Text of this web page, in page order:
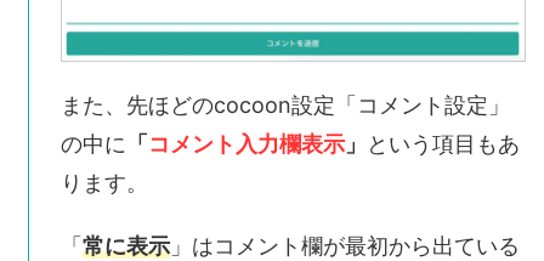
また、先ほどのcocoon設定「コメント設定」
の中に 「 コメント入力欄表示 」
という項目もあ
ります。
「 常に表示 」 はコメント欄が最初から出ている